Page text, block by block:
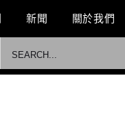
新聞 關於我們